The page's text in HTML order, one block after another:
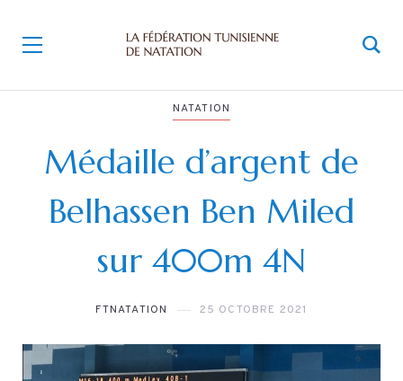
NATATION
Médaille d’argent de
Belhassen Ben Miled
sur 400m 4N
FTNATATION 25 OCTOBRE 2021